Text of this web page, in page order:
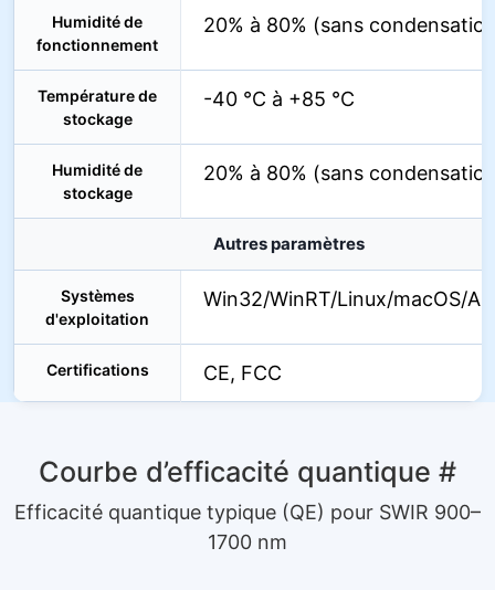
Humidité de
fonctionnement
20% à 80% (sans
Température de
stockage
-40 °C à +85 °C
Humidité de
stockage
20% à 80% (sans
Autres paramètres
Systèmes
d'exploitation
Win32/WinRT/Linux/macOS/
Certifications CE, FCC
Courbe d’efficacité quantique #
Efficacité quantique typique (QE) pour SWIR 900–
1700 nm